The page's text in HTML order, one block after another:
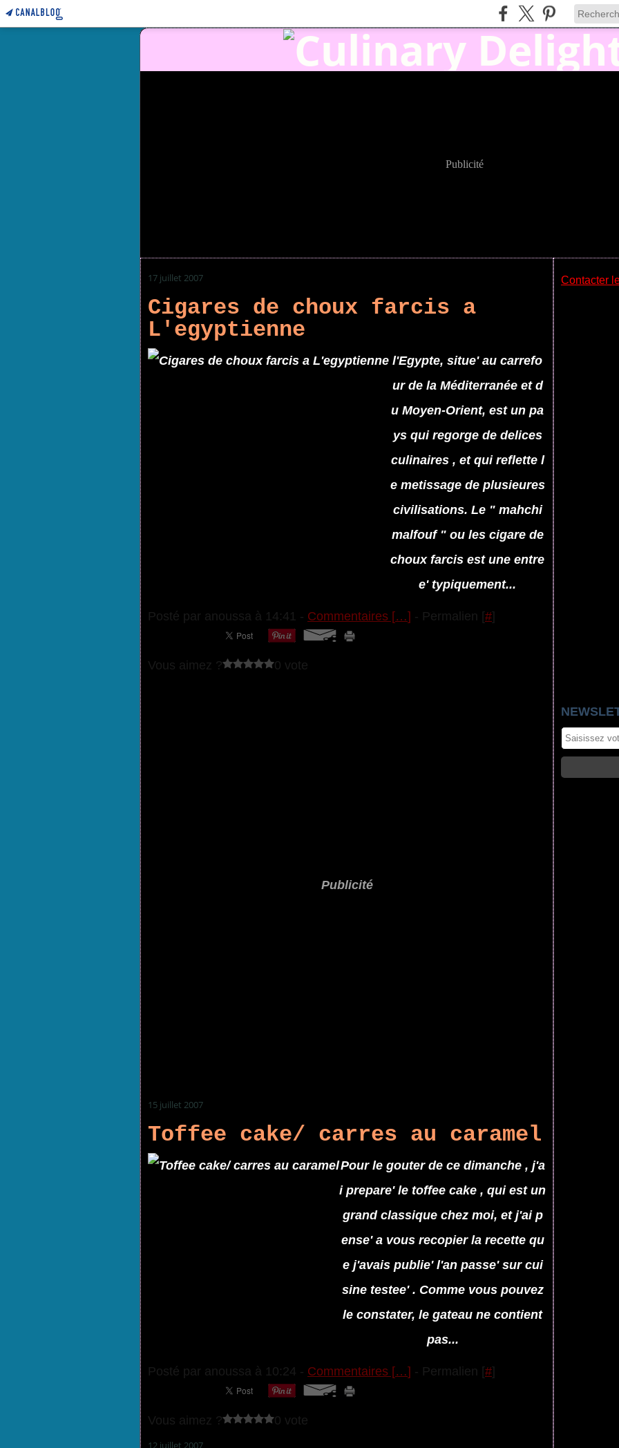
Publicité
17 juillet 2007
Cigares de choux farcis a
L'egyptienne
l'Egypte, situe' au carrefo
ur de la Méditerranée et d
u Moyen-Orient, est un pa
ys qui regorge de delices
culinaires , et qui reflette l
e metissage de plusieures
civilisations. Le " mahchi
malfouf " ou les cigare de
choux farcis est une entre
e' typiquement...
Posté par anoussa à 14:41 - Commentaires […] - Permalien [#]
Vous aimez ? 0 vote
Publicité
15 juillet 2007
Toffee cake/ carres au caramel
Pour le gouter de ce dimanche , j'a
i prepare' le toffee cake , qui est un
grand classique chez moi, et j'ai p
ense' a vous recopier la recette qu
e j'avais publie' l'an passe' sur cui
sine testee' . Comme vous pouvez
le constater, le gateau ne contient
pas...
Posté par anoussa à 10:24 - Commentaires […] - Permalien [#]
Vous aimez ? 0 vote
12 juillet 2007
Contacter